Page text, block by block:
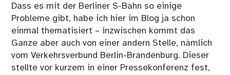
Dass es mit der Berliner S-Bahn so einige
Probleme gibt, habe ich hier im Blog ja schon
einmal thematisiert – inzwischen kommt das
Ganze aber auch von einer andern Stelle, nämlich
vom Verkehrsverbund Berlin-Brandenburg. Dieser
stellte vor kurzem in einer Pressekonferenz fest,